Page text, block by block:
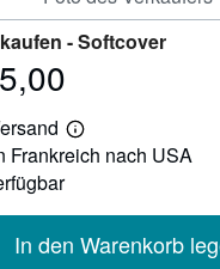
-Softcover
Weitere
Informationen
Frankreich nach USA
In den Warenkorb